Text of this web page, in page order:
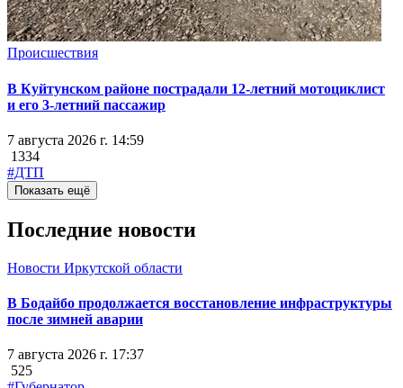
Происшествия
В Куйтунском районе пострадали 12-летний мотоциклист
и его 3-летний пассажир
7 августа 2026 г. 14:59
1334
#ДТП
Показать ещё
Последние новости
Новости Иркутской области
В Бодайбо продолжается восстановление инфраструктуры
после зимней аварии
7 августа 2026 г. 17:37
525